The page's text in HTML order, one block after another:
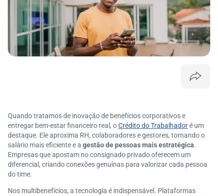
Quando tratamos de inovação de benefícios corporativos e
entregar bem-estar financeiro real, oCrédito do Trabalhadoré um
destaque. Ele aproxima RH, colaboradores e gestores, tornando o
salário mais eficiente e a gestão de pessoas mais estratégica.
Empresas que apostam no consignado privado oferecem um
diferencial, criando conexões genuínas para valorizar cada pessoa
do time.
Nos multibenefícios, a tecnologia é indispensável. Plataformas